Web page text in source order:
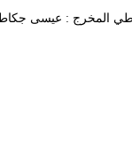
المخرج : عيسى